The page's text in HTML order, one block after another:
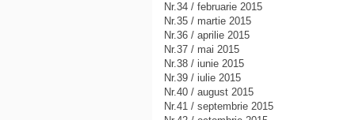
Nr.34 / februarie 2015
Nr.35 / martie 2015
Nr.36 / aprilie 2015
Nr.37 / mai 2015
Nr.38 / iunie 2015
Nr.39 / iulie 2015
Nr.40 / august 2015
Nr.41 / septembrie 2015